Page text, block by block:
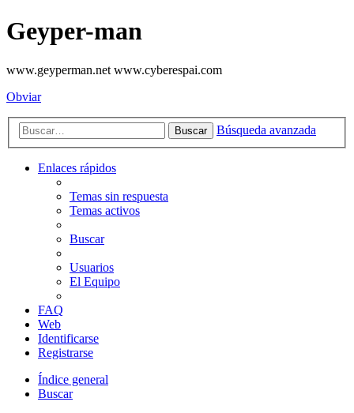
Geyper-man
www.geyperman.net www.cyberespai.com
Obviar
Buscar Búsqueda avanzada
Enlaces rápidos
Temas sin respuesta
Temas activos
Buscar
Usuarios
El Equipo
FAQ
Web
Identificarse
Registrarse
Índice general
Buscar